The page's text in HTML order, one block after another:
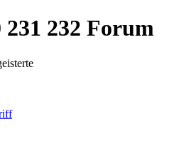
231 232 Forum